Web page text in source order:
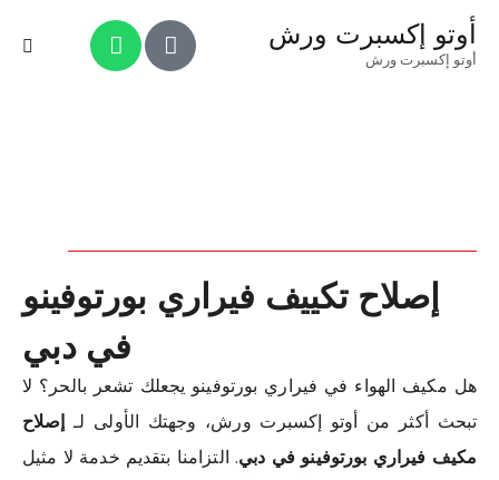
أوتو إكسبرت ورش
أوتو إكسبرت ورش
إصلاح تكييف فيراري بورتوفينو
في دبي
هل مكيف الهواء في فيراري بورتوفينو يجعلك تشعر بالحر؟ لا
تبحث أكثر من أوتو إكسبرت ورش، وجهتك الأولى لـ إصلاح
مكيف فيراري بورتوفينو في دبي. التزامنا بتقديم خدمة لا مثيل